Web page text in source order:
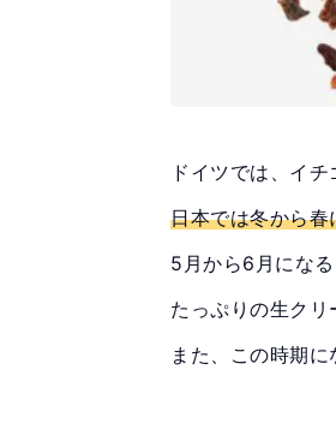
ドイツでは、イ
日本では冬から
5月から6月にな
たっぷりの生クリ
また、この時期